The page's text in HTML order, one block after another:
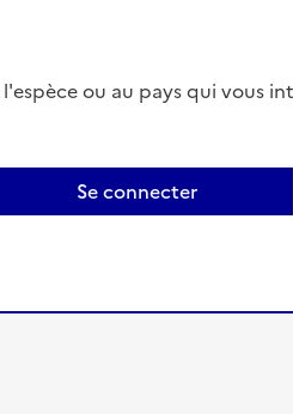
ou au pays qui vous
Se connecter